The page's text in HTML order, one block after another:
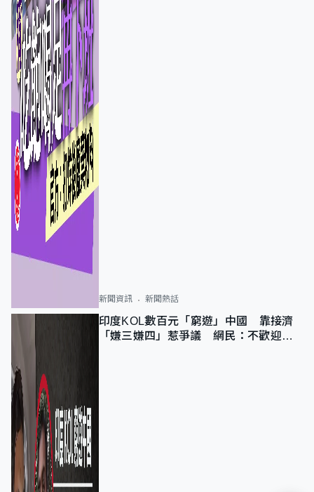
新聞資訊 新聞熱話
印度KOL數百元「窮遊」中國 靠接濟
「嫌三嫌四」惹爭議 網民：不歡迎劣